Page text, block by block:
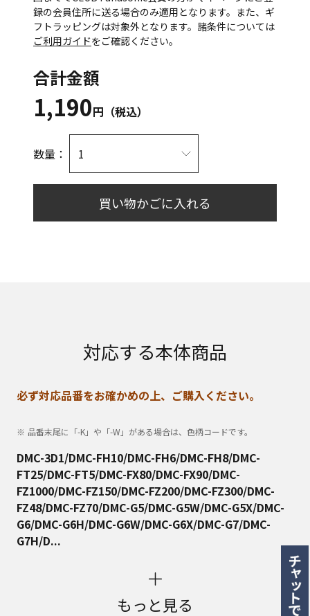
録の会員住所に送る場合のみ適用となります。また、ギ
フトラッピングは対象外となります。諸条件については
ご利用ガイドをご確認ください。
合計金額
1,190円（税込）
数量：
買い物かごに入れる
対応する本体商品
必ず対応品番をお確かめの上、ご購入ください。
品番末尾に「-K」や「-W」がある場合は、色柄コードです。
DMC-3D1/DMC-FH10/DMC-FH6/DMC-FH8/DMC-
FT25/DMC-FT5/DMC-FX80/DMC-FX90/DMC-
FZ1000/DMC-FZ150/DMC-FZ200/DMC-FZ300/DMC-
FZ48/DMC-FZ70/DMC-G5/DMC-G5W/DMC-G5X/DMC-
G6/DMC-G6H/DMC-G6W/DMC-G6X/DMC-G7/DMC-
G7H/D...
もっと見る